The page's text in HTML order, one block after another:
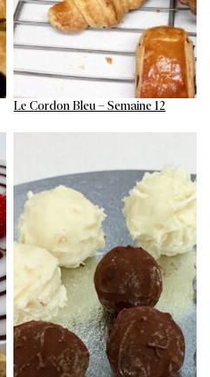
Le Cordon Bleu – Semaine 12